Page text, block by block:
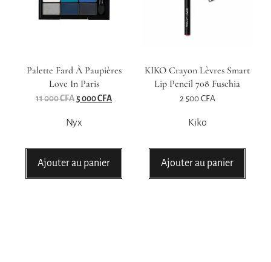
Palette Fard À Paupières
Love In Paris
11 000CFA 5 000CFA
Nyx
Ajouter au panier
KIKO Crayon Lèvres Smart
Lip Pencil 708 Fuschia
2 500 CFA
Kiko
Ajouter au panier